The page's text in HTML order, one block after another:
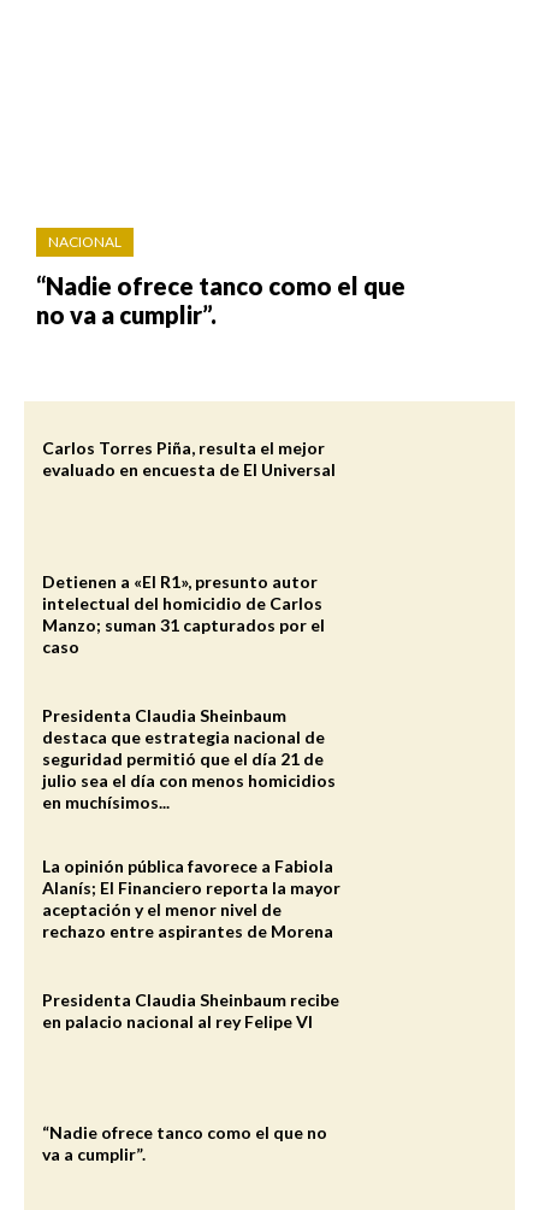
NACIONAL
“Nadie ofrece tanco como el que
no va a cumplir”.
Carlos Torres Piña, resulta el mejor
evaluado en encuesta de El Universal
Detienen a «El R1», presunto autor
intelectual del homicidio de Carlos
Manzo; suman 31 capturados por el
caso
Presidenta Claudia Sheinbaum
destaca que estrategia nacional de
seguridad permitió que el día 21 de
julio sea el día con menos homicidios
en muchísimos...
La opinión pública favorece a Fabiola
Alanís; El Financiero reporta la mayor
aceptación y el menor nivel de
rechazo entre aspirantes de Morena
Presidenta Claudia Sheinbaum recibe
en palacio nacional al rey Felipe VI
“Nadie ofrece tanco como el que no
va a cumplir”.